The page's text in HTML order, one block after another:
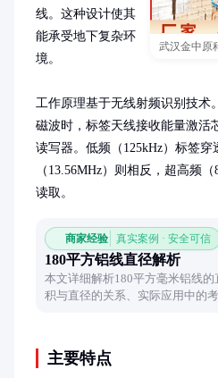
武汉金中原
线。这种设计使其
能承受地下复杂环
境。
工作原理基于无线射频识别技术
磁波时，标签天线接收能量激活
读写器。低频（125kHz）标签
（13.56MHz）则相反，超高频
读取。
商家经验 真实案例 · 安全可信
180平方铝线直径解析
本文详细解析180平方毫米铝线
积与直径的关系、实际应用中的
主要特点